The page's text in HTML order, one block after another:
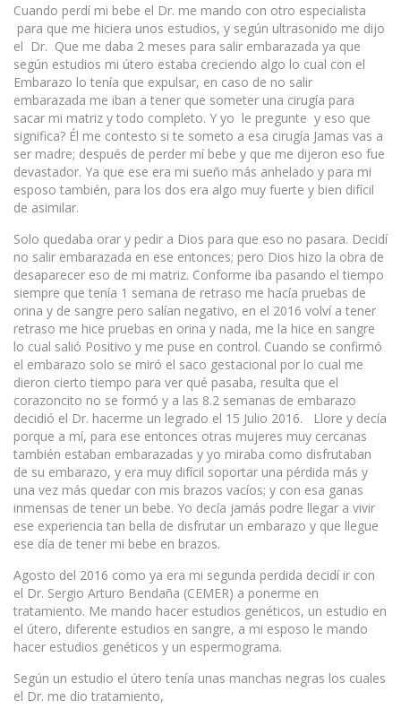
Cuando perdí mi bebe el Dr. me mando con otro especialista
para que me hiciera unos estudios, y según ultrasonido me dijo
el Dr. Que me daba 2 meses para salir embarazada ya que
según estudios mi útero estaba creciendo algo lo cual con el
Embarazo lo tenía que expulsar, en caso de no salir
embarazada me iban a tener que someter una cirugía para
sacar mi matriz y todo completo. Y yo le pregunte y eso que
significa? Él me contesto si te someto a esa cirugía Jamas vas a
ser madre; después de perder mí bebe y que me dijeron eso fue
devastador. Ya que ese era mi sueño más anhelado y para mi
esposo también, para los dos era algo muy fuerte y bien difícil
de asimilar.
Solo quedaba orar y pedir a Dios para que eso no pasara. Decidí
no salir embarazada en ese entonces; pero Dios hizo la obra de
desaparecer eso de mi matriz. Conforme iba pasando el tiempo
siempre que tenía 1 semana de retraso me hacía pruebas de
orina y de sangre pero salían negativo, en el 2016 volví a tener
retraso me hice pruebas en orina y nada, me la hice en sangre
lo cual salió Positivo y me puse en control. Cuando se confirmó
el embarazo solo se miró el saco gestacional por lo cual me
dieron cierto tiempo para ver qué pasaba, resulta que el
corazoncito no se formó y a las 8.2 semanas de embarazo
decidió el Dr. hacerme un legrado el 15 Julio 2016. Llore y decía
porque a mí, para ese entonces otras mujeres muy cercanas
también estaban embarazadas y yo miraba como disfrutaban
de su embarazo, y era muy difícil soportar una pérdida más y
una vez más quedar con mis brazos vacíos; y con esa ganas
inmensas de tener un bebe. Yo decía jamás podre llegar a vivir
ese experiencia tan bella de disfrutar un embarazo y que llegue
ese día de tener mi bebe en brazos.
Agosto del 2016 como ya era mi segunda perdida decidí ir con
el Dr. Sergio Arturo Bendaña (CEMER) a ponerme en
tratamiento. Me mando hacer estudios genéticos, un estudio en
el útero, diferente estudios en sangre, a mi esposo le mando
hacer estudios genéticos y un espermograma.
Según un estudio el útero tenía unas manchas negras los cuales
el Dr. me dio tratamiento,